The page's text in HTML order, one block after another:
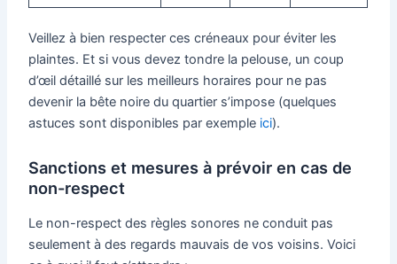
Veillez à bien respecter ces créneaux pour éviter les
plaintes. Et si vous devez tondre la pelouse, un coup
d’œil détaillé sur les meilleurs horaires pour ne pas
devenir la bête noire du quartier s’impose (quelques
astuces sont disponibles par exemple ici).
Sanctions et mesures à prévoir en cas de
non-respect
Le non-respect des règles sonores ne conduit pas
seulement à des regards mauvais de vos voisins. Voici